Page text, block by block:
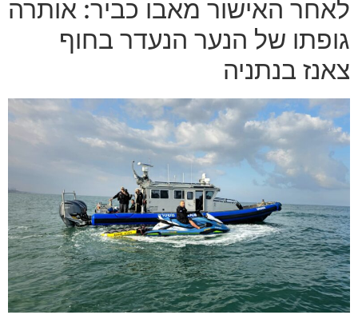
לאחר האישור מאבו כביר: אותרה
גופתו של הנער הנעדר בחוף
צאנז בנתניה